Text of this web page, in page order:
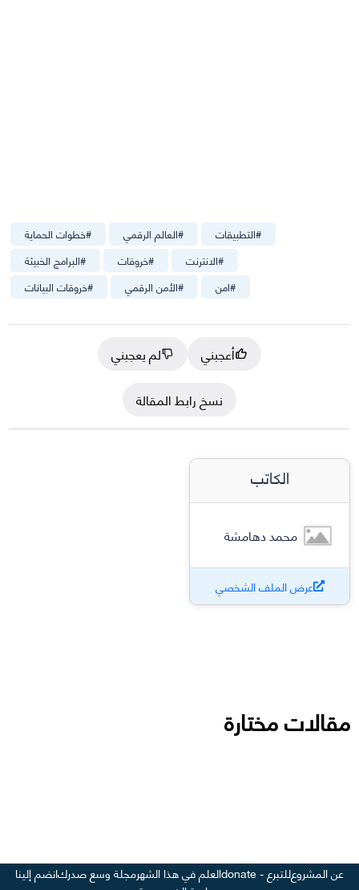
#خطوات الحماية #العالم الرقمي #التطبيقات
#البرامج الخبيثة #خروقات #الانترنت
#خروقات البيانات #الأمن الرقمي #امن
أعجبني
لم يعجبني
نسخ رابط المقالة
الكاتب
محمد دهامشة
عرض الملف الشخصي
مقالات مختارة
عن المشروعللتبرع - donate العلم في هذا الشهرمجلة وسع صدركانضم إلينا